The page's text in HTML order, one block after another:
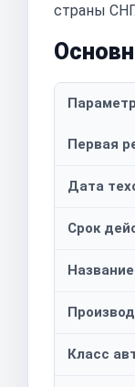
страны
Параметр
Первая
Дата
Срок
Класс